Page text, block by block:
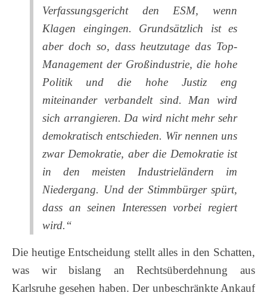
Verfassungsgericht den ESM, wenn
Klagen eingingen. Grundsätzlich ist es
aber doch so, dass heutzutage das Top-
Management der Großindustrie, die hohe
Politik und die hohe Justiz eng
miteinander verbandelt sind. Man wird
sich arrangieren. Da wird nicht mehr sehr
demokratisch entschieden. Wir nennen uns
zwar Demokratie, aber die Demokratie ist
in den meisten Industrieländern im
Niedergang. Und der Stimmbürger spürt,
dass an seinen Interessen vorbei regiert
wird.“
Die heutige Entscheidung stellt alles in den Schatten,
was wir bislang an Rechtsüberdehnung aus
Karlsruhe gesehen haben. Der unbeschränkte Ankauf